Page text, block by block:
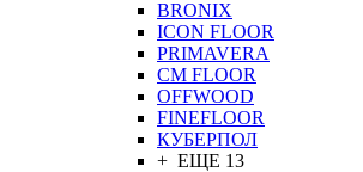
BRONIX
ICON FLOOR
PRIMAVERA
CM FLOOR
OFFWOOD
FINEFLOOR
КУБЕРПОЛ
+ ЕЩЕ 13